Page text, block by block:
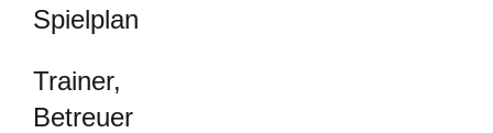
Spielplan
Trainer,
Betreuer